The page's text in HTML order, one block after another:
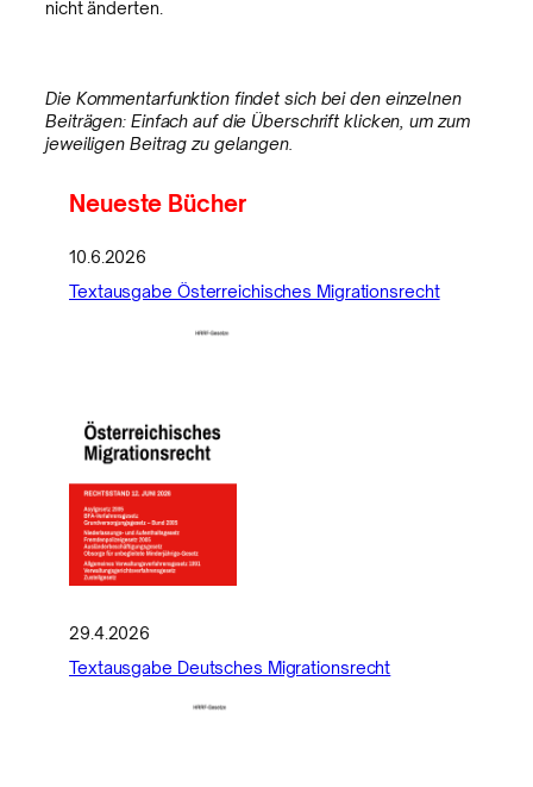
nicht änderten.
Die Kommentarfunktion findet sich bei den einzelnen
Beiträgen: Einfach auf die Überschrift klicken, um zum
jeweiligen Beitrag zu gelangen.
Neueste Bücher
10.6.2026
Textausgabe Österreichisches Migrationsrecht
29.4.2026
Textausgabe Deutsches Migrationsrecht